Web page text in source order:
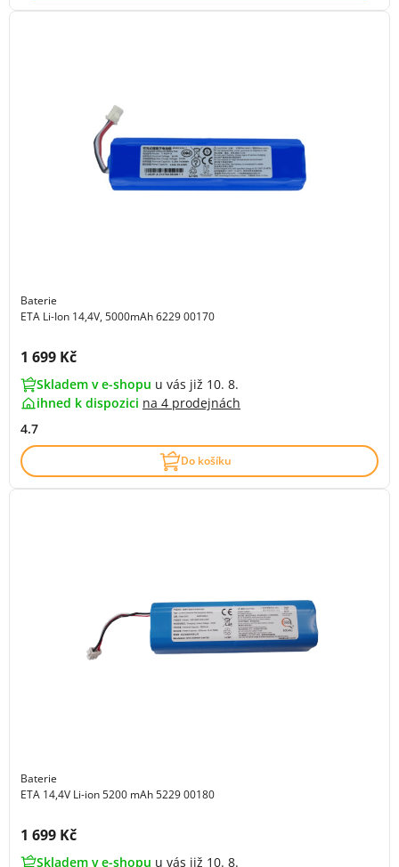
Baterie
ETA Li-Ion 14,4V, 5000mAh 6229 00170
Cena s DPH:
1 699 Kč
Skladem v e-shopu u vás již 10. 8.
ihned k dispozici na 4 prodejnách
4.7
Do košíku
Baterie
ETA 14,4V Li-ion 5200 mAh 5229 00180
Cena s DPH:
1 699 Kč
Skladem v e-shopu u vás již 10. 8.